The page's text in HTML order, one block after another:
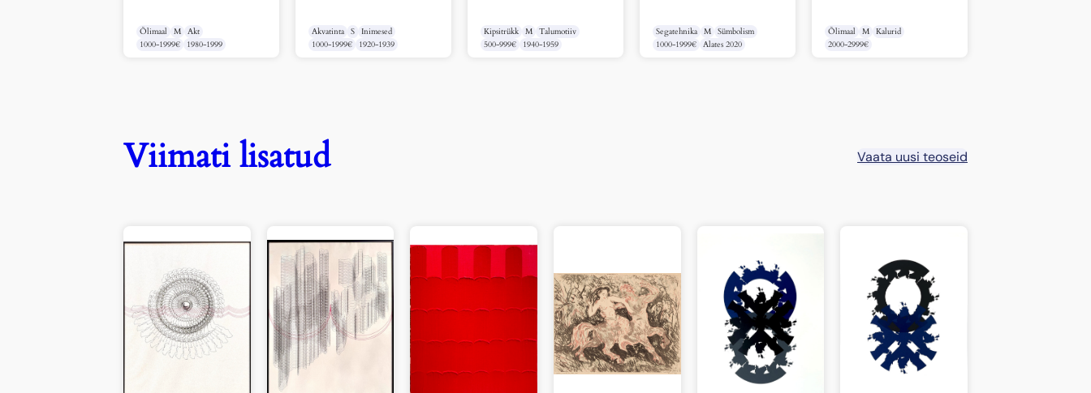
Õlimaal M Akt
1000-1999€
1980-1999
Akvatinta S Inimesed
1000-1999€
1920-1939
Kipsitrükk M Talumotiiv
500-999€
1940-1959
Segatehnika M Sümbolism
1000-1999€ Alates 2020
Õlimaal M Kalurid
2000-2999€
Viimati lisatud Vaata uusi teoseid